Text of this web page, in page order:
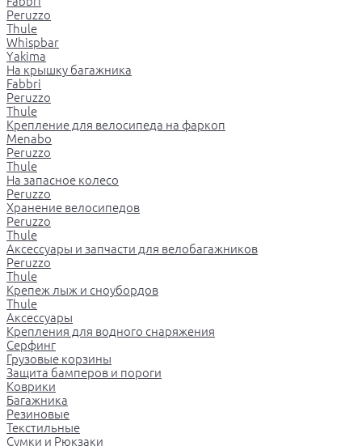
Peruzzo
Thule
Whispbar
Yakima
На крышку багажника
Fabbri
Peruzzo
Thule
Крепление для велосипеда на фаркоп
Menabo
Peruzzo
Thule
На запасное колесо
Peruzzo
Хранение велосипедов
Peruzzo
Thule
Аксессуары и запчасти для велобагажников
Peruzzo
Thule
Крепеж лыж и сноубордов
Thule
Аксессуары
Крепления для водного снаряжения
Серфинг
Грузовые корзины
Защита бамперов и пороги
Коврики
Багажника
Резиновые
Текстильные
Сумки и Рюкзаки